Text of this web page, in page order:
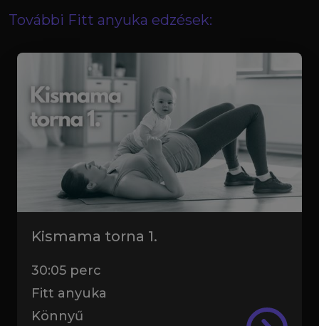
További Fitt anyuka edzések:
Kismama torna 1.
30:05 perc
Fitt anyuka
Könnyű